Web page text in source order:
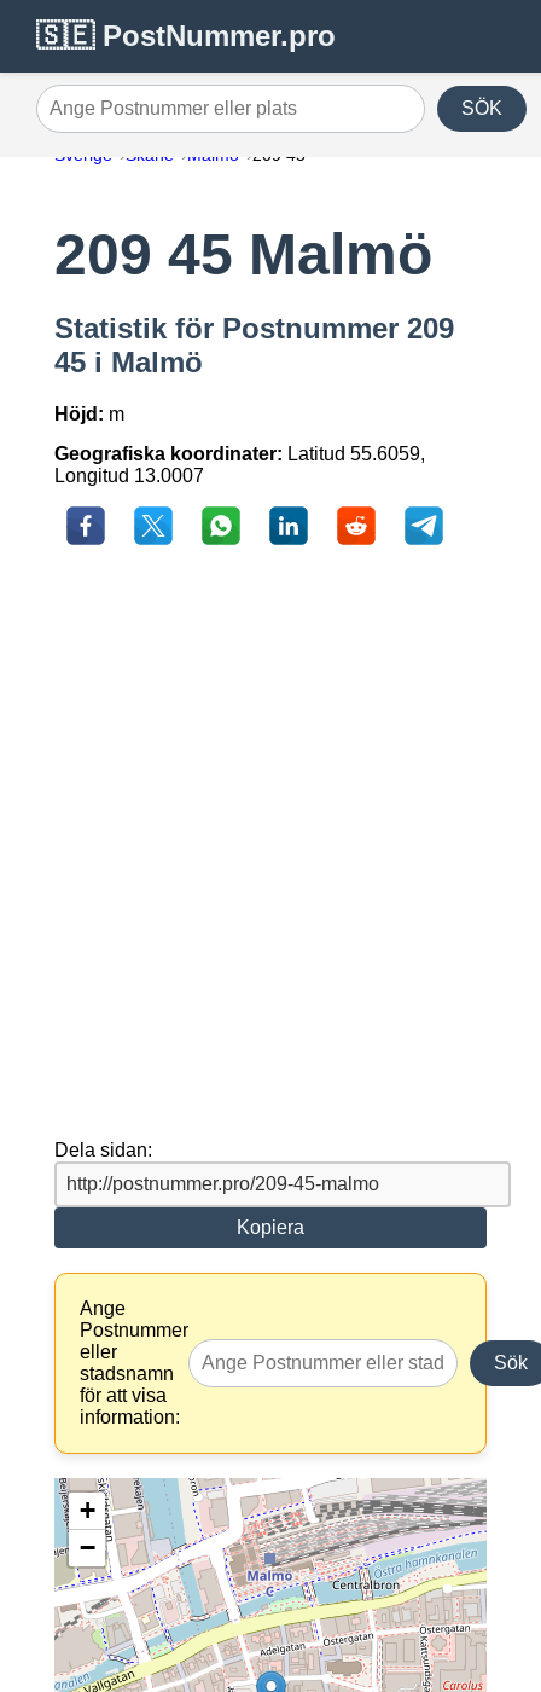
🇸🇪 PostNummer.pro
Ange Postnummer eller plats SÖK
Sverige Skåne Malmö 209 45
209 45 Malmö
Statistik för Postnummer 209
45 i Malmö
Höjd: m
Geografiska koordinater: Latitud 55.6059,
Longitud 13.0007
Dela sidan:
Kopiera
Ange
Postnummer
eller
stadsnamn
för att visa
information:
Sök
+
−